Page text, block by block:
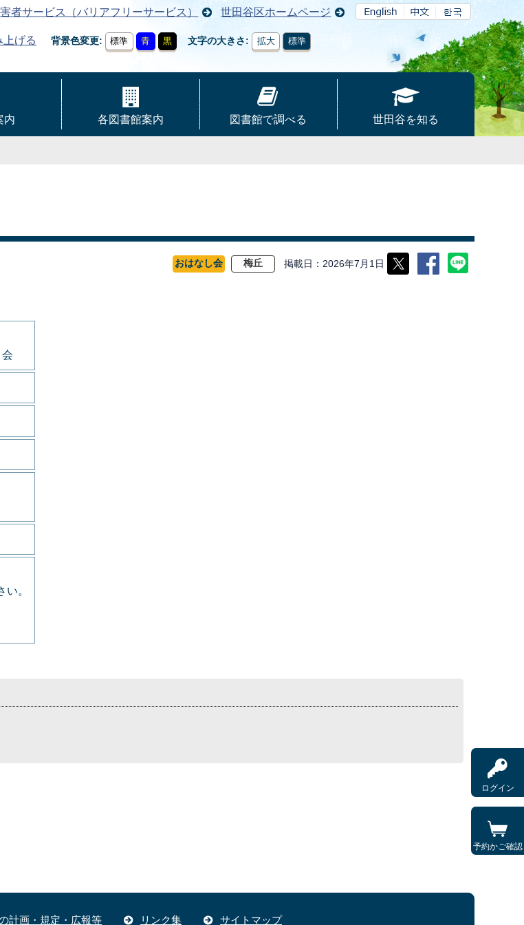
者サービス（バリアフリーサービス） 世田谷区ホームページ
上げる 背景色変更 標準 青 黒 文字の大きさ 拡大 標準
ログイン
予約かご確認
内 各図書館案内 図書館で調べる 世田谷を知る
おはなし会 梅丘 掲載日 2026年7月1日
。
計画・規定・広報等 リンク集 サイトマップ